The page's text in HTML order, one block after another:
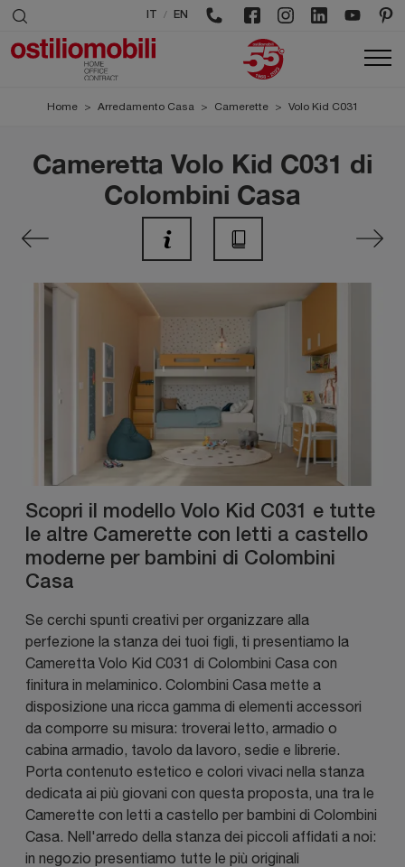
/ EN
Home > Arredamento Casa > Camerette > Volo Kid C031
Cameretta Volo Kid C031 di
Colombini Casa
Scopri il modello Volo Kid C031 e tutte
le altre Camerette con letti a castello
moderne per bambini di Colombini
Casa
Se cerchi spunti creativi per organizzare alla
perfezione la stanza dei tuoi figli, ti presentiamo la
Cameretta Volo Kid C031 di Colombini Casa con
finitura in melaminico. Colombini Casa mette a
disposizione una ricca gamma di elementi accessori
da comporre su misura: troverai letto, armadio o
cabina armadio, tavolo da lavoro, sedie e librerie.
Porta contenuto estetico e colori vivaci nella stanza
dedicata ai più giovani con questa proposta, una tra le
Camerette con letti a castello per bambini di Colombini
Casa. Nell'arredo della stanza dei piccoli affidati a noi:
in negozio presentiamo tutte le più originali